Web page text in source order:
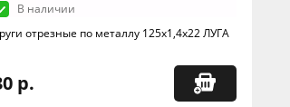
В наличии
отрезные по металлу 125х1,4х22 ЛУГА
р.